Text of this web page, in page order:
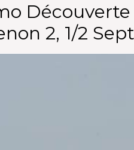
Découverte
2, 1/2